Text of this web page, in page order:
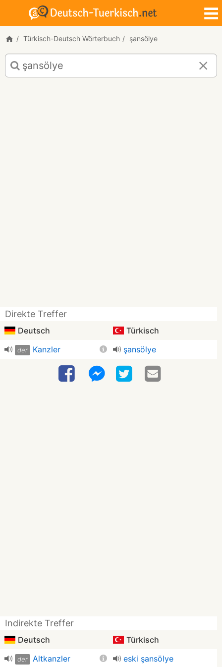
Türkisch-Deutsch Wörterbuch şansölye
Türkisch-
Deutsch
Übersetzung
Direkte Treffer
Deutsch Türkisch
der Kanzler şansölye
Indirekte Treffer
Deutsch Türkisch
der Altkanzler eski şansölye